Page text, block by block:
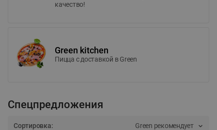
качество!
Green kitchen
Пицца c доставкой в Green
Спецпредложения
Сортировка: Green рекомендует